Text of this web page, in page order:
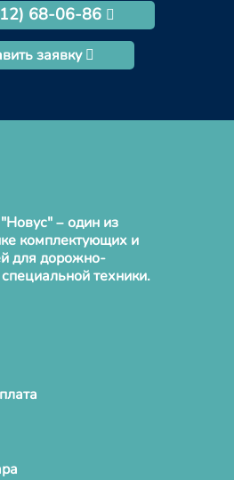
68-06-86
заявку
– один из
комплектующих и
для дорожно-
техники.